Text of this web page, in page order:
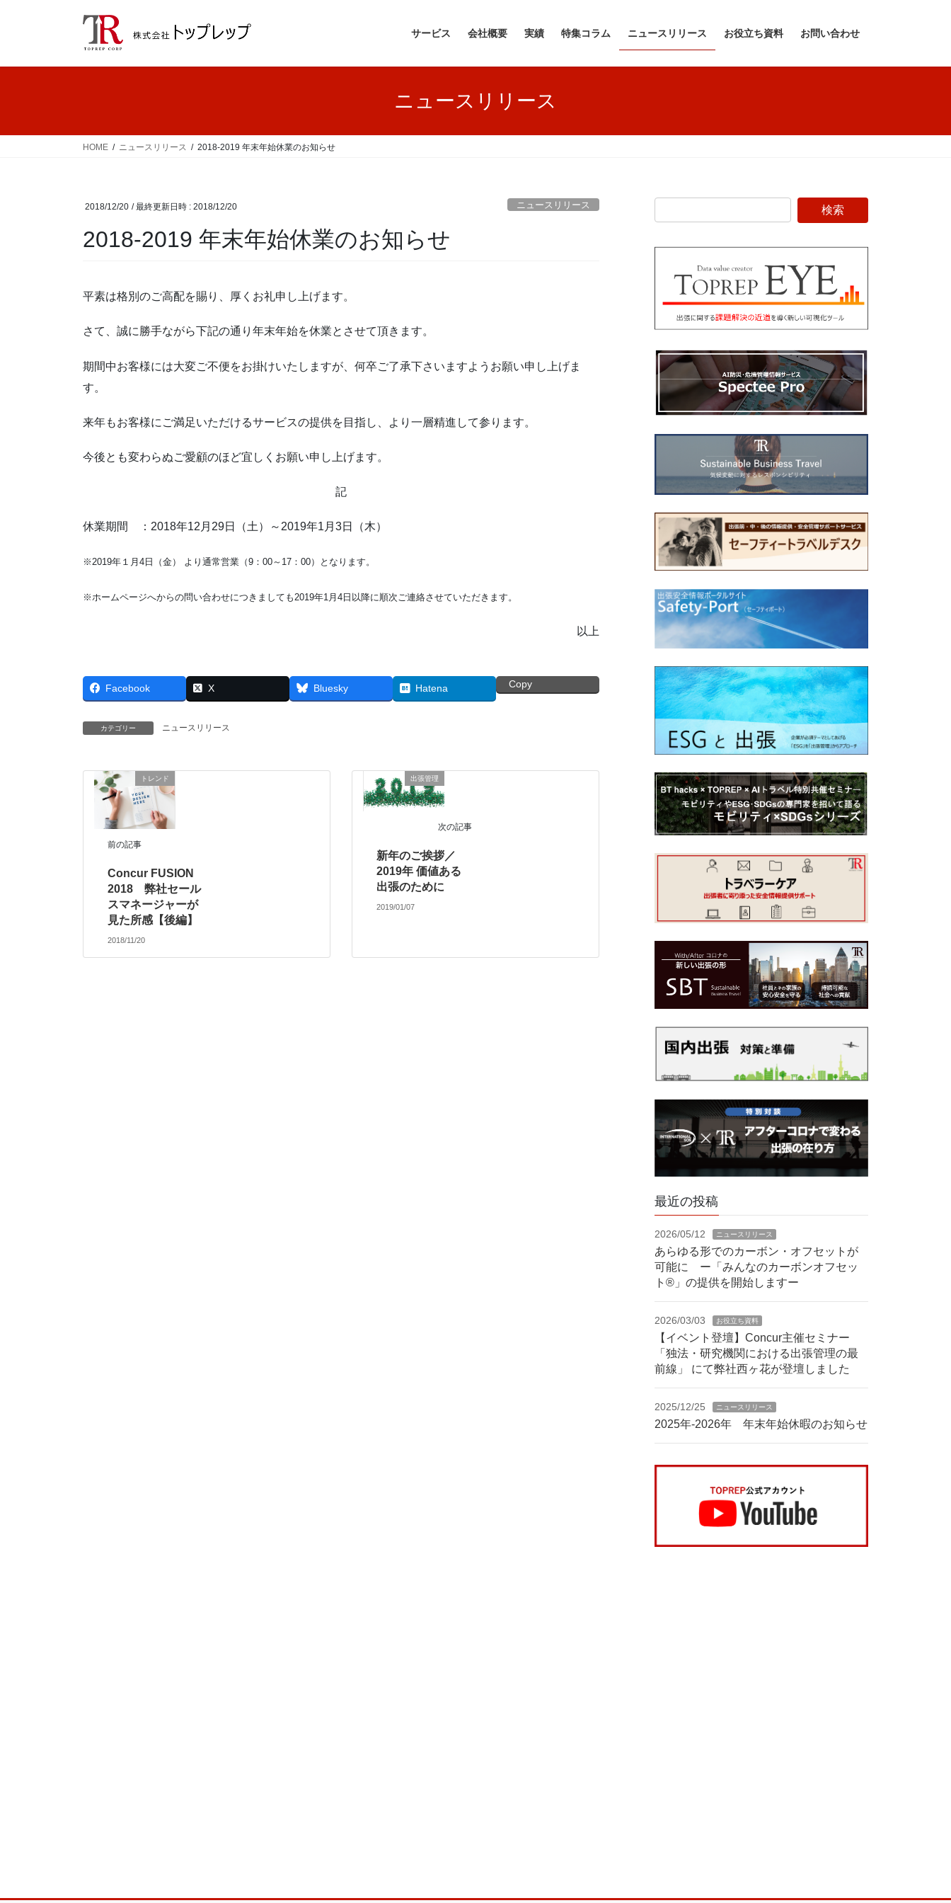
サービス 会社概要 実績 特集コラム ニュースリリース お役立ち資料 お問い合わせ
ニュースリリース
HOME ニュースリリース 2018-2019 年末年始休業のお知らせ
2018/12/20 / 最終更新日時 : 2018/12/20 ニュースリリース
2018-2019 年末年始休業のお知らせ
平素は格別のご高配を賜り、厚くお礼申し上げます。
さて、誠に勝手ながら下記の通り年末年始を休業とさせて頂きます。
期間中お客様には大変ご不便をお掛けいたしますが、何卒ご了承下さいますようお願い申し上げま
す。
来年もお客様にご満足いただけるサービスの提供を目指し、より一層精進して参ります。
今後とも変わらぬご愛顧のほど宜しくお願い申し上げます。
記
休業期間 ：2018年12月29日（土）～2019年1月3日（木）
※2019年１月4日（金） より通常営業（9：00～17：00）となります。
※ホームページへからの問い合わせにつきましても2019年1月4日以降に順次ご連絡させていただきます。
以上
Facebook X Bluesky Hatena Copy
カテゴリー ニュースリリース
トレンド
前の記事
Concur FUSION
2018 弊社セール
スマネージャーが
見た所感【後編】
2018/11/20
出張管理
次の記事
新年のご挨拶／
2019年 価値ある
出張のために
2019/01/07
最近の投稿
2026/05/12 ニュースリリース
あらゆる形でのカーボン・オフセットが
可能に ー「みんなのカーボンオフセッ
ト®」の提供を開始しますー
2026/03/03 お役立ち資料
【イベント登壇】Concur主催セミナー
「独法・研究機関における出張管理の最
前線」 にて弊社西ヶ花が登壇しました
2025/12/25 ニュースリリース
2025年-2026年 年末年始休暇のお知らせ